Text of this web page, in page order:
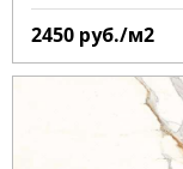
2450 руб./м2